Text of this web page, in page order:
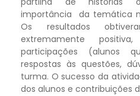
importância da temática
Os resultados
extremamente
participações (alunos
respostas às questões,
turma. O sucesso da
dos alunos e contribuições